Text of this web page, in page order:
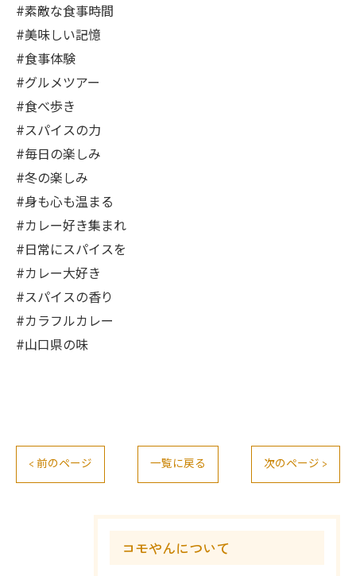
#素敵な食事時間
#美味しい記憶
#食事体験
#グルメツアー
#食べ歩き
#スパイスの力
#毎日の楽しみ
#冬の楽しみ
#身も心も温まる
#カレー好き集まれ
#日常にスパイスを
#カレー大好き
#スパイスの香り
#カラフルカレー
#山口県の味
< 前のページ 一覧に戻る 次のページ >
コモやんについて